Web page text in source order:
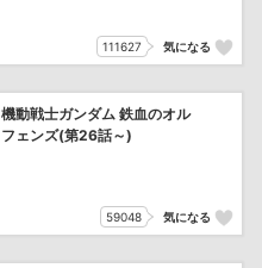
111627 気になる
機動戦士ガンダム 鉄血のオル
フェンズ(第26話～)
59048 気になる